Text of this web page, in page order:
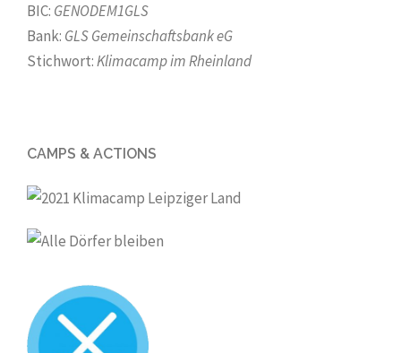
BIC: GENODEM1GLS
Bank: GLS Gemeinschaftsbank eG
Stichwort:Klimacamp im Rheinland
CAMPS & ACTIONS